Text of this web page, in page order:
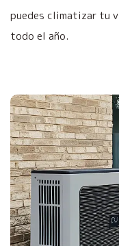
puedes climatizar tu
todo el año.